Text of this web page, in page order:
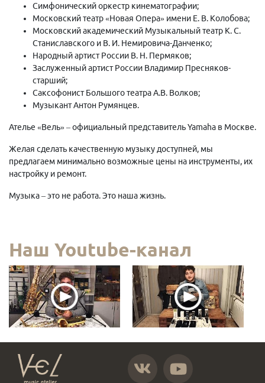
Симфонический оркестр кинематографии;
Московский театр «Новая Опера» имени Е. В. Колобова;
Московский академический Музыкальный театр К. С.
Станиславского и В. И. Немировича-Данченко;
Народный артист России В. Н. Пермяков;
Заслуженный артист России Владимир Пресняков-
старший;
Саксофонист Большого театра А.В. Волков;
Музыкант Антон Румянцев.
Ателье «Вель» – официальный представитель Yamaha в Москве.
Желая сделать качественную музыку доступней, мы
предлагаем минимально возможные цены на инструменты, их
настройку и ремонт.
Музыка – это не работа. Это наша жизнь.
Наш Youtube-канал